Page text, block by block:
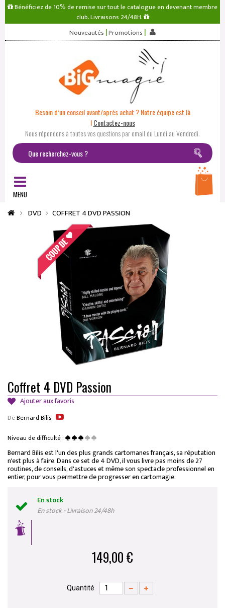
Bénéficiez de 10% de remise sur tout le catalogue en devenant membre
club. Livraisons 24/48H.
Nouveautés |Promotions |
Besoin d’un conseil avant/après achat ? Notre équipe est là
! Contactez-nous
Nous répondons à toutes vos questions par email du Lundi au Vendredi.
MENU
DVD COFFRET 4 DVD PASSION
Coffret 4 DVD Passion
Ajouter aux favoris
DeBernard Bilis
Niveau de difficulté :
Bernard Bilis est l'un des plus grands cartomanes français, sa réputation
n'est plus à faire. Dans ce set de 4 DVD, il vous livre pas moins de 27
routines, de conseils, d'astuces et même son spectacle professionnel en
entier, pour vous permettre de progresser en cartomagie.
En stock
En stock - Livraison 24/48h
149,00 €
Quantité